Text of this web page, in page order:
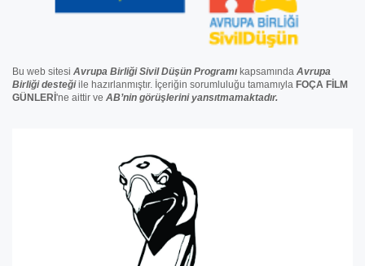
Bu web sitesi Avrupa Birliği Sivil Düşün Programı kapsamında Avrupa
Birliğidesteğiile hazırlanmıştır. İçeriğin sorumluluğu tamamıyla FOÇA FİLM
GÜNLERİ'ne aittir ve AB’nin görüşlerini yansıtmamaktadır.